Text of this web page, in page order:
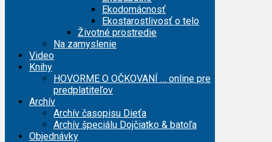
Ekodomácnosť
Ekostarostlivosť o telo
Životné prostredie
Na zamyslenie
Video
Knihy
HOVORME O OČKOVANÍ … online pre
predplatiteľov
Archív
Archív časopisu Dieťa
Archív špeciálu Dojčiatko & batoľa
Objednávky